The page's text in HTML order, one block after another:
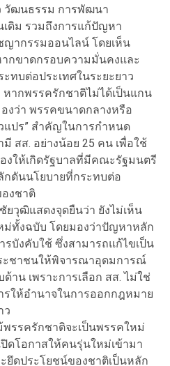
วัฒนธรรม การพัฒนา
ดิม รวมถึงการแก้ปัญหา
ากรรมออนไลน์ โดยเห็น
กขาดกรอบความมั่นคงและ
ทบต่อประเทศในระยะยาว
หากพรรครักชาติไม่ได้เป็นแกน
งว่า พรรคขนาดกลางหรือ
แปร” สำคัญในการกำหนด
มี สส. อย่างน้อย 25 คน เพื่อใช้
องให้เกิดรัฐบาลที่มีคณะรัฐมนตรี
กดันนโยบายที่กระทบต่อ
งชาติ
วุฒิแสดงจุดยืนว่า ยังไม่เห็น
ม่ทั้งฉบับ โดยมองว่าปัญหาหลัก
บังคับใช้ ซึ่งสามารถแก้ไขเป็น
ะชาชนให้พิจารณาอุดมการณ์
าน เพราะการเลือก สส. ไม่ใช่
รให้อำนาจในการออกกฎหมาย
ว
รรครักชาติจะเป็นพรรคใหม่
ปิดโอกาสให้คนรุ่นใหม่เข้ามา
ยึดประโยชน์ของชาติเป็นหลัก